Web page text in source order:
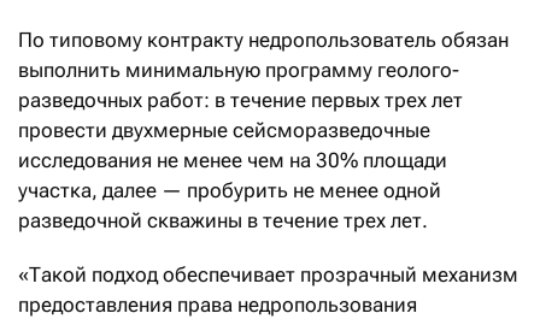
По типовому контракту недропользователь обязан
выполнить минимальную программу геолого-
разведочных работ: в течение первых трех лет
провести двухмерные сейсморазведочные
исследования не менее чем на 30% площади
участка, далее — пробурить не менее одной
разведочной скважины в течение трех лет.
«Такой подход обеспечивает прозрачный механизм
предоставления права недропользования